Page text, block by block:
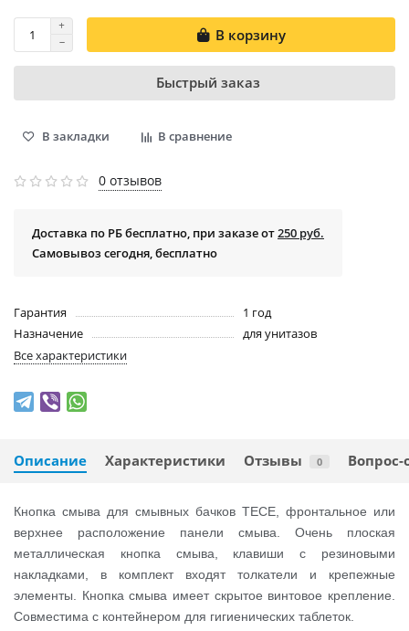
В корзину
Быстрый заказ
В закладки В сравнение
0 отзывов
Доставка по РБ бесплатно, при заказе от250 руб.
Самовывоз сегодня, бесплатно
Гарантия
1 год
Назначение
для унитазов
Все характеристики
Описание Характеристики Отзывы 0 Вопрос-
Кнопка смыва для смывных бачков TECE, фронтальное или
верхнее расположение панели смыва. Очень плоская
металлическая кнопка смыва, клавиши с резиновыми
накладками, в комплект входят толкатели и крепежные
элементы. Кнопка смыва имеет скрытое винтовое крепление.
Совместима с контейнером для гигиенических таблеток.